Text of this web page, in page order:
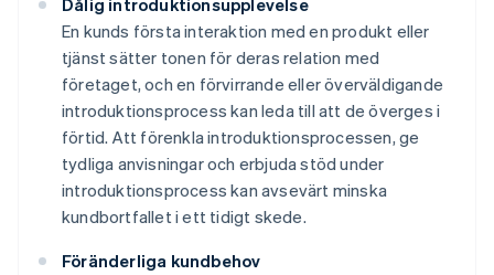
Dålig introduktionsupplevelse
En kunds första interaktion med en produkt eller
tjänst sätter tonen för deras relation med
företaget, och en förvirrande eller överväldigande
introduktionsprocess kan leda till att de överges i
förtid. Att förenkla introduktionsprocessen, ge
tydliga anvisningar och erbjuda stöd under
introduktionsprocess kan avsevärt minska
kundbortfallet i ett tidigt skede.
Föränderliga kundbehov